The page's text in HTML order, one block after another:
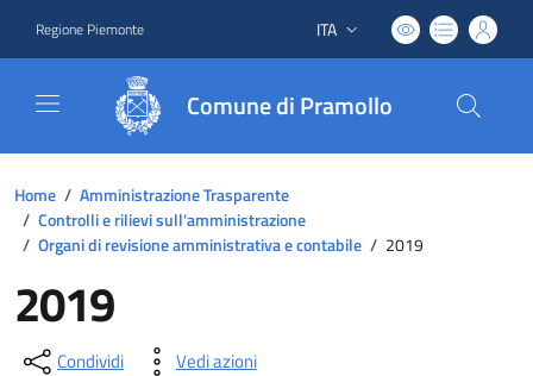
Regione Piemonte Lingua attiva:
ITA
Comune di Pramollo
Home / Amministrazione Trasparente
/ Controlli e rilievi sull'amministrazione
/ Organi di revisione amministrativa e contabile / 2019
2019
Condividi Vedi azioni